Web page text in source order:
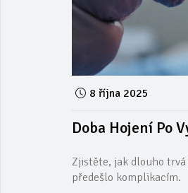
8 října 2025
Doba Hojení Po
Zjistěte, jak dlouho
předešlo komplikacím.